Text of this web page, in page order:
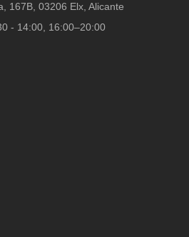
167B, 03206 Elx, Alicante
- 14:00, 16:00–20:00